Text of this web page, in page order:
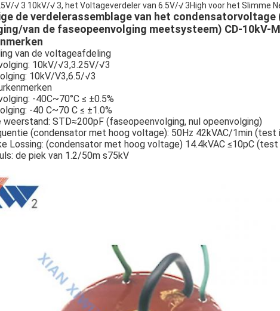
√ 3 10kV/√ 3, het Voltageverdeler van 6.5V/√ 3High voor het Slimme
de verdelerassemblage van het condensatorvoltage
van de faseopeenvolging meetsysteem) CD-10kV-
van de voltageafdeling
10kV/√3,3.25V/√3
10kV/V3,6.5/√3
-40C~70°C ≤ ±0.5%
-40 C~70 C ≤ ±1.0%
weerstand: STD≈200pF (faseopeenvolging, nul opeenvolging)
(condensator met hoog voltage): 50Hz 42kVAC/1min (test
Lossing: (condensator met hoog voltage) 14.4kVAC ≤10pC
de piek van 1.2/50m s75kV